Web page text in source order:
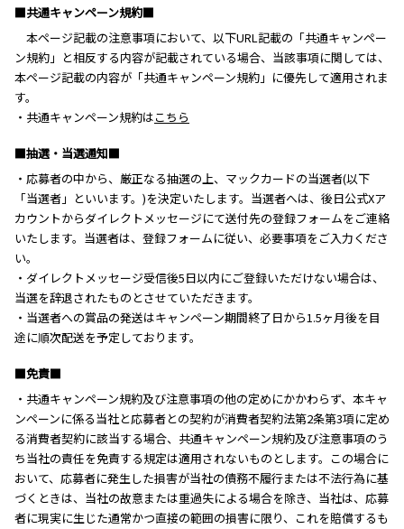
■共通キャンペーン規約■
本ページ記載の注意事項において、以下URL記載の「共通キャンペー
ン規約」と相反する内容が記載されている場合、当該事項に関しては、
本ページ記載の内容が「共通キャンペーン規約」に優先して適用されま
す。
・共通キャンペーン規約はこちら
■抽選・当選通知■
・応募者の中から、厳正なる抽選の上、マックカードの当選者(以下
「当選者」といいます。)を決定いたします。当選者へは、後日公式Xア
カウントからダイレクトメッセージにて送付先の登録フォームをご連絡
いたします。当選者は、登録フォームに従い、必要事項をご入力くださ
い。
・ダイレクトメッセージ受信後5日以内にご登録いただけない場合は、
当選を辞退されたものとさせていただきます。
・当選者への賞品の発送はキャンペーン期間終了日から1.5ヶ月後を目
途に順次配送を予定しております。
■免責■
・共通キャンペーン規約及び注意事項の他の定めにかかわらず、本キャ
ンペーンに係る当社と応募者との契約が消費者契約法第2条第3項に定め
る消費者契約に該当する場合、共通キャンペーン規約及び注意事項のう
ち当社の責任を免責する規定は適用されないものとします。この場合に
おいて、応募者に発生した損害が当社の債務不履行または不法行為に基
づくときは、当社の故意または重過失による場合を除き、当社は、応募
者に現実に生じた通常かつ直接の範囲の損害に限り、これを賠償するも